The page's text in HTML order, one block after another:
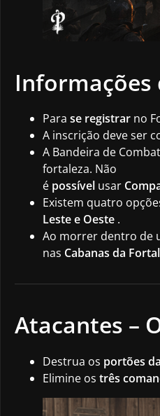
Informações
Para se registrar no
A inscrição deve ser
A Bandeira de
fortaleza. Não
é possível usar
Existem quatro
Leste e Oeste .
Ao morrer dentro de
nas Cabanas da
Atacantes –
Destrua os portões
Elimine os três